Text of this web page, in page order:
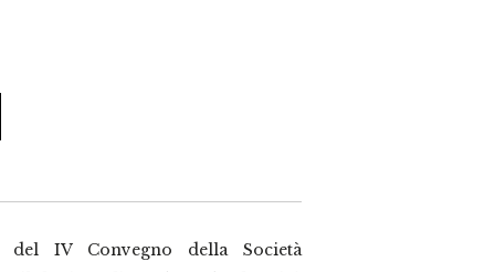
IV Convegno della Società